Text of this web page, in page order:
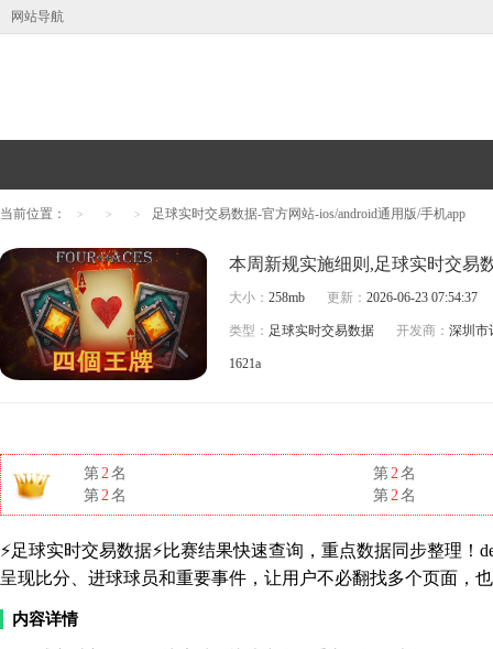
网站导航
当前位置： > > > 足球实时交易数据-官方网站-ios/android通用版/手机app
大小：258mb 更新：2026-06-23 07:54:37
类型： 足球实时交易数据 开发商：深圳市
1621a
第2名 第2名
第2名 第2名
⚡足球实时交易数据⚡比赛结果快速查询，重点数据同步整理！
呈现比分、进球球员和重要事件，让用户不必翻找多个页面，
内容详情